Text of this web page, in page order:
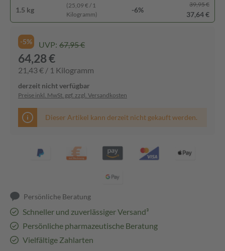
1.5 kg
(25,09 € / 1
Kilogramm)
-6%
39,95 €
37,64 €
-5% UVP: 67,95 €
64,28 €
21,43 € / 1 Kilogramm
derzeit nicht verfügbar
Preise inkl. MwSt. ggf. zzgl. Versandkosten
Dieser Artikel kann derzeit nicht gekauft werden.
Persönliche Beratung
Schneller und zuverlässiger Versand³
Persönliche pharmazeutische Beratung
Vielfältige Zahlarten